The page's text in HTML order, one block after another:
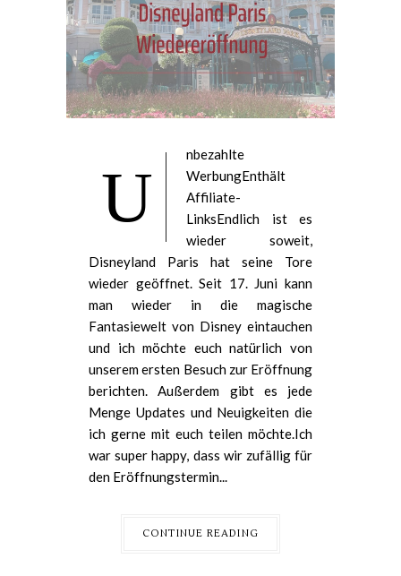
U
nbezahlte
WerbungEnthält
Affiliate-
LinksEndlich ist es
wieder soweit,
Disneyland Paris hat seine Tore
wieder geöffnet. Seit 17. Juni kann
man wieder in die magische
Fantasiewelt von Disney eintauchen
und ich möchte euch natürlich von
unserem ersten Besuch zur Eröffnung
berichten. Außerdem gibt es jede
Menge Updates und Neuigkeiten die
ich gerne mit euch teilen möchte.Ich
war super happy, dass wir zufällig für
den Eröffnungstermin...
CONTINUE READING